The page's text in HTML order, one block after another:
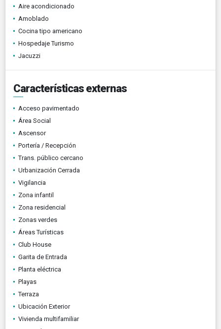
Aire acondicionado
Amoblado
Cocina tipo americano
Hospedaje Turismo
Jacuzzi
Características externas
Acceso pavimentado
Área Social
Ascensor
Portería / Recepción
Trans. público cercano
Urbanización Cerrada
Vigilancia
Zona infantil
Zona residencial
Zonas verdes
Áreas Turísticas
Club House
Garita de Entrada
Planta eléctrica
Playas
Terraza
Ubicación Exterior
Vivienda multifamiliar